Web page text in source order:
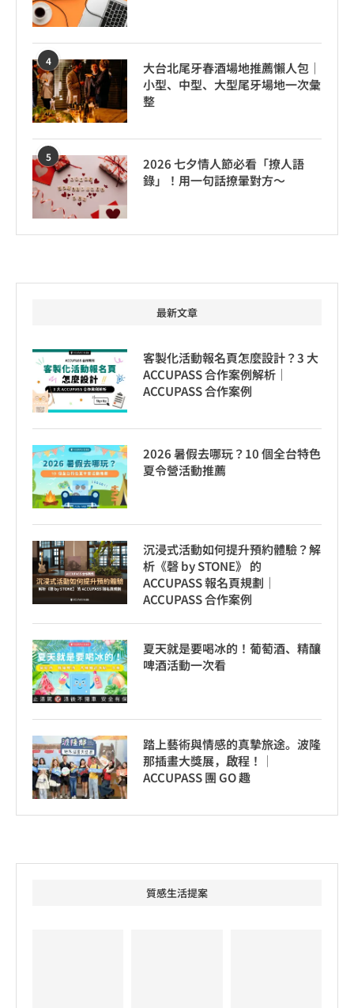
4
大台北尾牙春酒場地推薦懶人包｜
小型、中型、大型尾牙場地一次彙
整
5
2026 七夕情人節必看「撩人語
錄」！用一句話撩暈對方～
最新文章
客製化活動報名頁怎麼設計？3 大
ACCUPASS 合作案例解析｜
ACCUPASS 合作案例
2026 暑假去哪玩？10 個全台特色
夏令營活動推薦
沉浸式活動如何提升預約體驗？解
析《磬 by STONE》 的
ACCUPASS 報名頁規劃｜
ACCUPASS 合作案例
夏天就是要喝冰的！葡萄酒、精釀
啤酒活動一次看
踏上藝術與情感的真摯旅途。波隆
那插畫大獎展，啟程！│
ACCUPASS 團 GO 趣
質感生活提案